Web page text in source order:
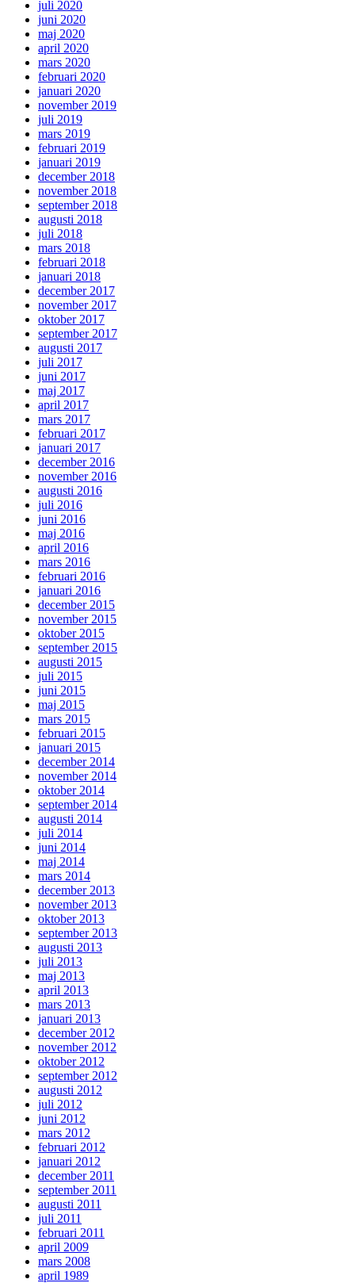
juli 2020
juni 2020
maj 2020
april 2020
mars 2020
februari 2020
januari 2020
november 2019
juli 2019
mars 2019
februari 2019
januari 2019
december 2018
november 2018
september 2018
augusti 2018
juli 2018
mars 2018
februari 2018
januari 2018
december 2017
november 2017
oktober 2017
september 2017
augusti 2017
juli 2017
juni 2017
maj 2017
april 2017
mars 2017
februari 2017
januari 2017
december 2016
november 2016
augusti 2016
juli 2016
juni 2016
maj 2016
april 2016
mars 2016
februari 2016
januari 2016
december 2015
november 2015
oktober 2015
september 2015
augusti 2015
juli 2015
juni 2015
maj 2015
mars 2015
februari 2015
januari 2015
december 2014
november 2014
oktober 2014
september 2014
augusti 2014
juli 2014
juni 2014
maj 2014
mars 2014
december 2013
november 2013
oktober 2013
september 2013
augusti 2013
juli 2013
maj 2013
april 2013
mars 2013
januari 2013
december 2012
november 2012
oktober 2012
september 2012
augusti 2012
juli 2012
juni 2012
mars 2012
februari 2012
januari 2012
december 2011
september 2011
augusti 2011
juli 2011
februari 2011
april 2009
mars 2008
april 1989